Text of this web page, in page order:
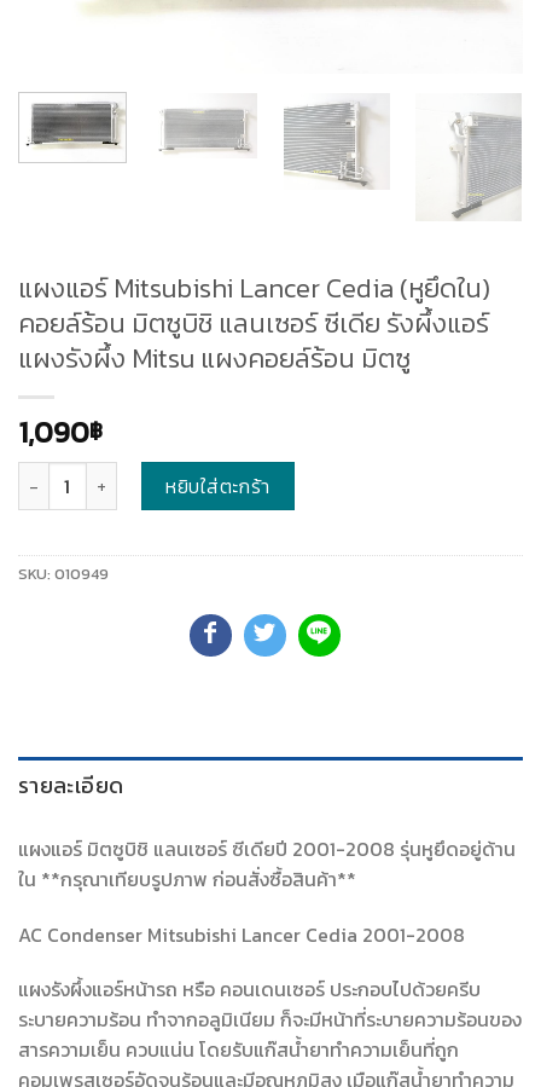
แผงแอร์ Mitsubishi Lancer Cedia (หูยึดใน)
คอยล์ร้อน มิตซูบิชิ แลนเซอร์ ซีเดีย รังผึ้งแอร์
แผงรังผึ้ง Mitsu แผงคอยล์ร้อน มิตซู
1,090฿
หยิบใส่ตะกร้า
SKU: 010949
รายละเอียด
แผงแอร์ มิตซูบิชิ แลนเซอร์ ซีเดียปี 2001-2008 รุ่นหูยึดอยู่ด้าน
ใน **กรุณาเทียบรูปภาพ ก่อนสั่งซื้อสินค้า**
AC Condenser Mitsubishi Lancer Cedia 2001-2008
แผงรังผึ้งแอร์หน้ารถ หรือ คอนเดนเซอร์ ประกอบไปด้วยครีบ
ระบายความร้อน ทำจากอลูมิเนียม ก็จะมีหน้าที่ระบายความร้อนของ
สารความเย็น ควบแน่น โดยรับแก๊สน้ำยาทำความเย็นที่ถูก
คอมเพรสเซอร์อัดจนร้อนและมีอุณหภูมิสูง เมือแก๊สน้ำยาทำความ